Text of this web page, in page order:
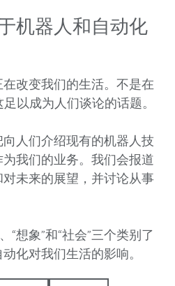
机器人和自动化
改变我们的生活。不是在
以成为人们谈论的话题。
人们介绍现有的机器人技
我们的业务。我们会报道
未来的展望，并讨论从事
“想象”和“社会”三个类别了
化对我们生活的影响。